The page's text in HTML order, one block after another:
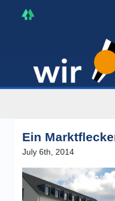
Ein
July 6th, 2014